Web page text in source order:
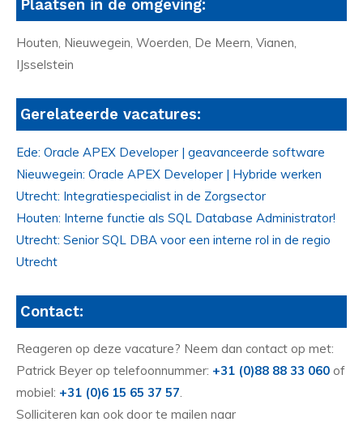
Plaatsen in de omgeving:
Houten, Nieuwegein, Woerden, De Meern, Vianen,
IJsselstein
Gerelateerde vacatures:
Ede: Oracle APEX Developer | geavanceerde software
Nieuwegein: Oracle APEX Developer | Hybride werken
Utrecht: Integratiespecialist in de Zorgsector
Houten: Interne functie als SQL Database Administrator!
Utrecht: Senior SQL DBA voor een interne rol in de regio
Utrecht
Contact:
Reageren op deze vacature? Neem dan contact op met:
Patrick Beyer op telefoonnummer: +31 (0)88 88 33 060 of
mobiel: +31 (0)6 15 65 37 57.
Solliciteren kan ook door te mailen naar